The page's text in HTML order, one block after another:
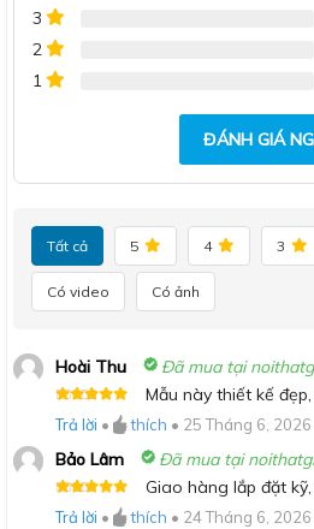
3
2
1
ĐÁNH GIÁ
Tất cả 5 4 3
Có video Có ảnh
Hoài Thu Đã mua tại
hạng5 5
Mẫu này thiết kế
Trả lời • thích • 25 Tháng 6, 2026
Bảo Lâm Đã mua tại
hạng5 5
Giao hàng lắp đặt
Trả lời • thích • 24 Tháng 6, 2026